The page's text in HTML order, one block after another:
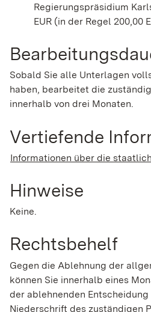
Regierungspräsidium
EUR (in der Regel 200,00
Sobald Sie alle Unterlagen
haben, bearbeitet die
innerhalb von drei Monaten.
Vertiefende
Informationen über die
Hinweise
Keine.
Rechtsbehelf
Gegen die Ablehnung der
können Sie innerhalb eines
der ablehnenden
Niederschrift des zuständigen